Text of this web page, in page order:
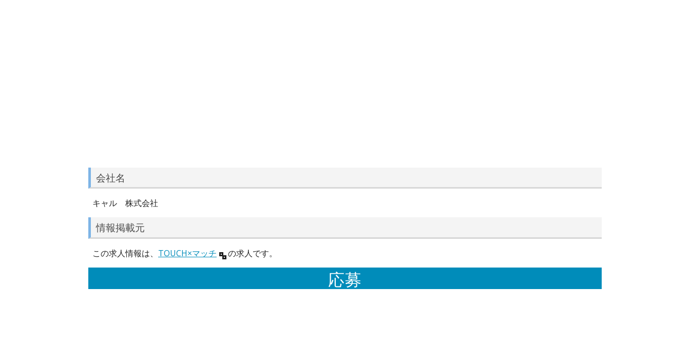
会社名
キャル 株式会社
情報掲載元
この求人情報は、 TOUCH×マッチ の求人です。
応募